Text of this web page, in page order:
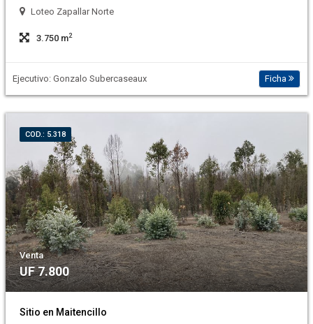
Loteo Zapallar Norte
3.750 m2
Ejecutivo: Gonzalo Subercaseaux Ficha
COD.: 5.318
Venta
UF 7.800
Sitio en Maitencillo